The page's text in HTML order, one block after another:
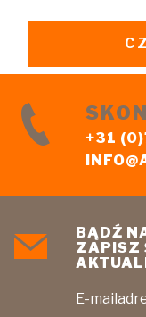
+31
BĄDŹ
ZAPISZ
E-